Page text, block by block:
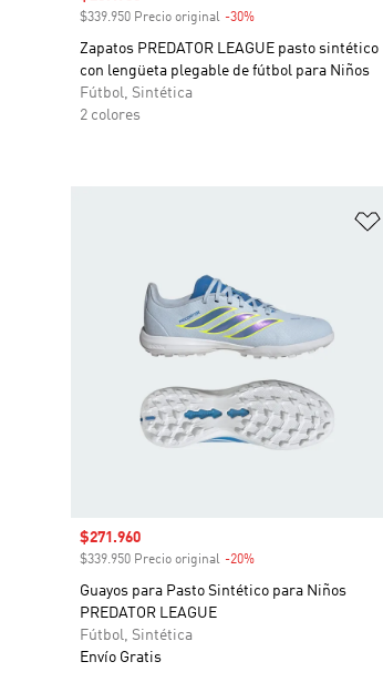
$339.950 Precio original -30%
Zapatos PREDATOR LEAGUE pasto sintético
con lengüeta plegable de fútbol para Niños
Fútbol, Sintética
2 colores
Precio de venta
$271.960
$339.950 Precio original -20%
Guayos para Pasto Sintético para Niños
PREDATOR LEAGUE
Fútbol, Sintética
Envío Gratis